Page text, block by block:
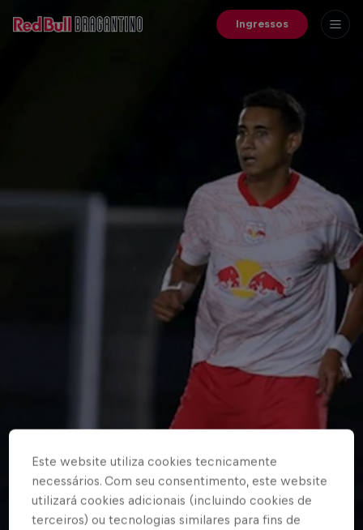
Ingressos
Este website utiliza cookies tecnicamente
necessários. Com seu consentimento, este website
utilizará cookies adicionais (incluindo cookies de
terceiros) ou tecnologias similares para fins de